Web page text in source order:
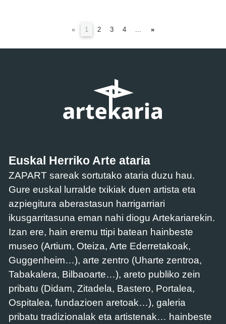
« 1 (current)
2 3 4 »
Euskal Herriko Arte ataria
ZAPART sareak sortutako ataria duzu hau.
Gure euskal lurralde txikiak duen artista eta
azpiegitura aberastasun harrigarriari
ikusgarritasuna eman nahi diogu Artekariarekin.
Izan ere, hain eremu ttipi batean hainbeste
museo (Artium, Oteiza, Arte Ederretakoak,
Guggenheim…), arte zentro (Uharte zentroa,
Tabakalera, Bilbaoarte…), areto publiko zein
pribatu (Didam, Zitadela, Bastero, Portalea,
Ospitalea, fundazioen aretoak…), galeria
pribatu tradizionalak eta artistenak… hainbeste